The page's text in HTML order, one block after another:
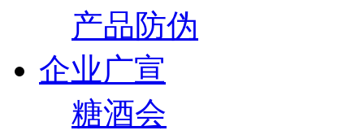
产品防伪
企业广宣
糖酒会